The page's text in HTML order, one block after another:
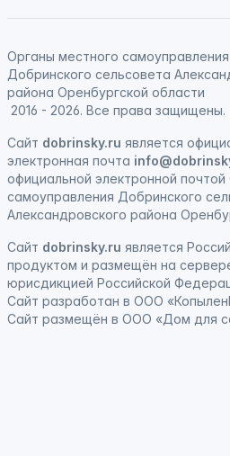
Органы местного самоуправления
Добринского сельсовета
района Оренбургской области
2016 - 2026. Все права защищены.
Сайт dobrinsky.ru является
электронная почта
официальной электронной
самоуправления Добринского
Александровского района
Сайт dobrinsky.ru является
продуктом и размещён на
юрисдикцией Российской
Сайт разработан в ООО
Сайт размещён в ООО «Дом для